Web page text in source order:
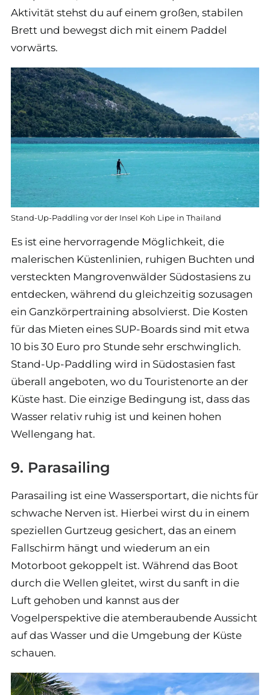
Aktivität stehst du auf einem großen, stabilen
Brett und bewegst dich mit einem Paddel
vorwärts.
Stand-Up-Paddling vor der Insel Koh Lipe in Thailand
Es ist eine hervorragende Möglichkeit, die
malerischen Küstenlinien, ruhigen Buchten und
versteckten Mangrovenwälder Südostasiens zu
entdecken, während du gleichzeitig sozusagen
ein Ganzkörpertraining absolvierst. Die Kosten
für das Mieten eines SUP-Boards sind mit etwa
10 bis 30 Euro pro Stunde sehr erschwinglich.
Stand-Up-Paddling wird in Südostasien fast
überall angeboten, wo du Touristenorte an der
Küste hast. Die einzige Bedingung ist, dass das
Wasser relativ ruhig ist und keinen hohen
Wellengang hat.
9. Parasailing
Parasailing ist eine Wassersportart, die nichts für
schwache Nerven ist. Hierbei wirst du in einem
speziellen Gurtzeug gesichert, das an einem
Fallschirm hängt und wiederum an ein
Motorboot gekoppelt ist. Während das Boot
durch die Wellen gleitet, wirst du sanft in die
Luft gehoben und kannst aus der
Vogelperspektive die atemberaubende Aussicht
auf das Wasser und die Umgebung der Küste
schauen.